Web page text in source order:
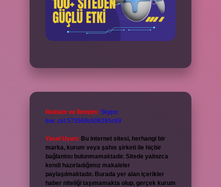
Reklam ve İletişim: Skype:
live:.cid.575569c608265c69
Yasal Uyarı: Bu internet sitesi, herhangi bir
marka, kurum veya şahıs şirketi ile hiçbir
bağlantısı bulunmamaktadır. Sitede yalnızca
kendi hazırladığımız makaleler
paylaşılmaktadır. Burada yer alan içerikler
haber niteliği taşımamakta olup, gerçek kurum